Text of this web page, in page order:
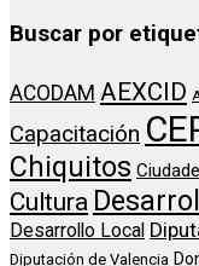
Buscar por
ACODAM AEXCID
Capacitación
Chiquitos
Cultura
Desarrollo Local
Diputación de Valencia